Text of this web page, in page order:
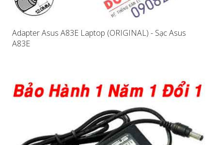
Adapter Asus A83E Laptop (ORIGINAL) - Sạc Asus
A83E